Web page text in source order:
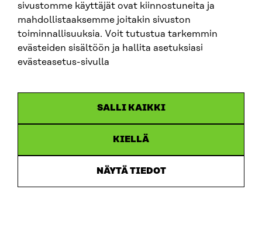
sivustomme käyttäjät ovat kiinnostuneita ja
mahdollistaaksemme joitakin sivuston
toiminnallisuuksia. Voit tutustua tarkemmin
evästeiden sisältöön ja hallita asetuksiasi
evästeasetus-sivulla
SALLI KAIKKI
KIELLÄ
NÄYTÄ TIEDOT
LinkedIn
Instagram
YouTube
Saavutettavuusseloste
Asiakirjajulkisuus